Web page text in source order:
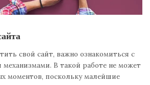
свой сайт, важно ознакомиться с
В такой работе не может
моментов, поскольку малейшие